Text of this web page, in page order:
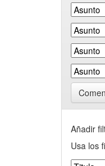
Añadir
Usa los